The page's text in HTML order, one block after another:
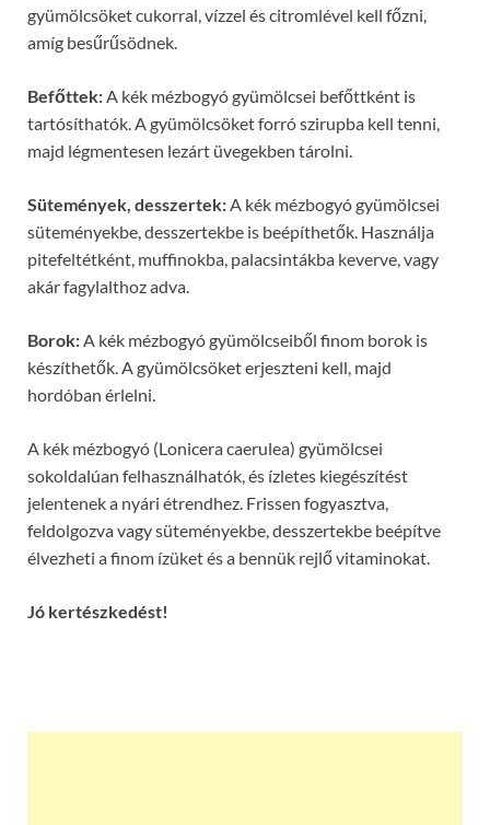
gyümölcsöket cukorral, vízzel és citromlével kell főzni,
amíg besűrűsödnek.
Befőttek:A kék mézbogyó gyümölcsei befőttként is
tartósíthatók. A gyümölcsöket forró szirupba kell tenni,
majd légmentesen lezárt üvegekben tárolni.
Sütemények, desszertek:A kék mézbogyó gyümölcsei
süteményekbe, desszertekbe is beépíthetők. Használja
pitefeltétként, muffinokba, palacsintákba keverve, vagy
akár fagylalthoz adva.
Borok:A kék mézbogyó gyümölcseiből finom borok is
készíthetők. A gyümölcsöket erjeszteni kell, majd
hordóban érlelni.
A kék mézbogyó (Lonicera caerulea) gyümölcsei
sokoldalúan felhasználhatók, és ízletes kiegészítést
jelentenek a nyári étrendhez. Frissen fogyasztva,
feldolgozva vagy süteményekbe, desszertekbe beépítve
élvezheti a finom ízüket és a bennük rejlő vitaminokat.
Jó kertészkedést!